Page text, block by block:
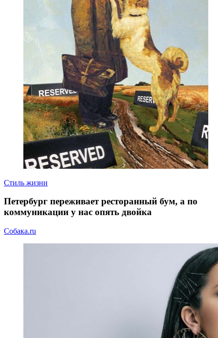
Стиль жизни
Петербург переживает ресторанный бум, а по
коммуникации у нас опять двойка
Собака.ru